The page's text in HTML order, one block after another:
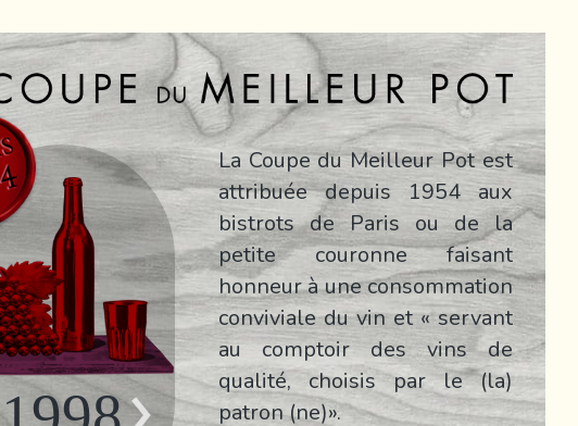
La Coupe du Meilleur Pot est
attribuée depuis 1954 aux
bistrots de Paris ou de la
petite couronne faisant
honneur à une consommation
conviviale du vin et « servant
au comptoir des vins de
qualité, choisis par le (la)
patron (ne)».